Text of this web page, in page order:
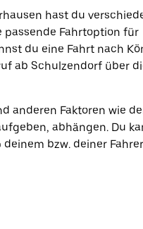
hast du
passende Fahrtoption für
du eine Fahrt nach
ab Schulzendorf über
anderen Faktoren wie
abhängen. Du
bzw. deiner